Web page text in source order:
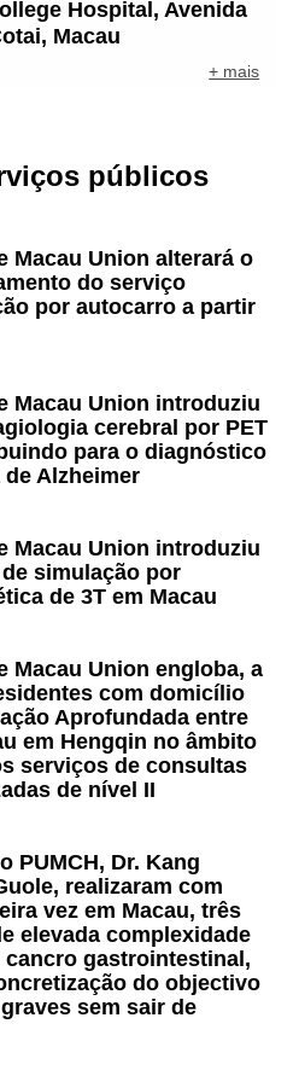
Hospital, Avenida
Macau
+ mais
públicos
Macau Union alterará o
do serviço
por autocarro a partir
Macau Union introduziu
cerebral por PET
para o diagnóstico
Alzheimer
Macau Union introduziu
simulação por
de 3T em Macau
Macau Union engloba, a
com domicílio
Aprofundada entre
em Hengqin no âmbito
serviços de consultas
de nível II
PUMCH, Dr. Kang
realizaram com
vez em Macau, três
elevada complexidade
cancro gastrointestinal,
do objectivo
sem sair de